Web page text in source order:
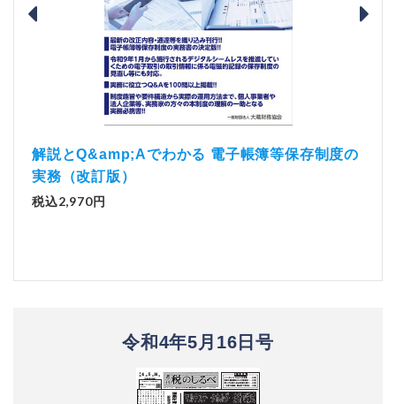
解説とQ&amp;Aでわかる 電子帳簿等保存制度の
実務（改訂版）
税込2,970円
令和4年5月16日号